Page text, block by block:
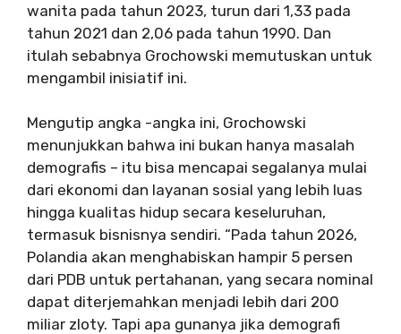
wanita pada tahun 2023, turun dari 1,33 pada
tahun 2021 dan 2,06 pada tahun 1990. Dan
itulah sebabnya Grochowski memutuskan untuk
mengambil inisiatif ini.
Mengutip angka -angka ini, Grochowski
menunjukkan bahwa ini bukan hanya masalah
demografis – itu bisa mencapai segalanya mulai
dari ekonomi dan layanan sosial yang lebih luas
hingga kualitas hidup secara keseluruhan,
termasuk bisnisnya sendiri. “Pada tahun 2026,
Polandia akan menghabiskan hampir 5 persen
dari PDB untuk pertahanan, yang secara nominal
dapat diterjemahkan menjadi lebih dari 200
miliar zloty. Tapi apa gunanya jika demografi